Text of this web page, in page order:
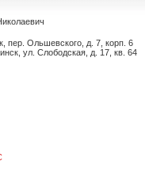
пер. Ольшевского, д. 7, корп. 6
ул. Слободская, д. 17, кв. 64